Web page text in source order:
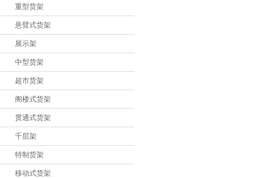
重型货架
悬臂式货架
展示架
中型货架
超市货架
阁楼式货架
贯通式货架
千层架
特制货架
移动式货架